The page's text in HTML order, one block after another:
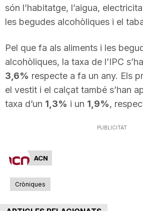
r
a
n
són l’habitatge, l’aigua,
les begudes alcohòliques i el
Pel que fa als aliments i les
alcohòliques, la taxa de l’IPC
3,6% respecte a fa un any. Els
el vestit i el calçat també s’han
taxa d’un 1,3% i un 1,9%,
PUBLICITAT
ACN
Cròniques